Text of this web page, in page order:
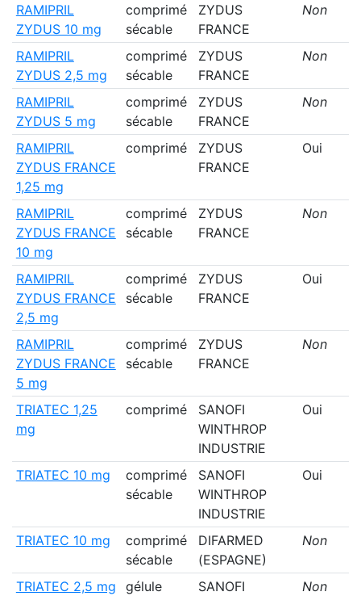
RAMIPRIL
ZYDUS 10 mg
comprimé
sécable
ZYDUS
FRANCE
Non
RAMIPRIL
ZYDUS 2,5 mg
comprimé
sécable
ZYDUS
FRANCE
Non
RAMIPRIL
ZYDUS 5 mg
comprimé
sécable
ZYDUS
FRANCE
Non
RAMIPRIL
ZYDUS FRANCE
1,25 mg
comprimé
ZYDUS
FRANCE
Oui
RAMIPRIL
ZYDUS FRANCE
10 mg
comprimé
sécable
ZYDUS
FRANCE
Non
RAMIPRIL
ZYDUS FRANCE
2,5 mg
comprimé
sécable
ZYDUS
FRANCE
Oui
RAMIPRIL
ZYDUS FRANCE
5 mg
comprimé
sécable
ZYDUS
FRANCE
Non
TRIATEC 1,25
mg
comprimé
SANOFI
WINTHROP
INDUSTRIE
Oui
TRIATEC 10 mg
comprimé
sécable
SANOFI
WINTHROP
INDUSTRIE
Oui
TRIATEC 10 mg
comprimé
sécable
DIFARMED
(ESPAGNE)
Non
TRIATEC 2,5 mg gélule
SANOFI
Non